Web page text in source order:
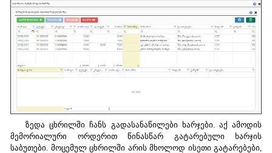
ზედა ცხრილში ჩანს გადასანაწილები ხარჯები. აქ ამოდის
მემორიალური ორდერით წინასწარ გატარებული ხარჯის
საბუთები. მოცემულ ცხრილში არის მხოლოდ ისეთი გატარებები,